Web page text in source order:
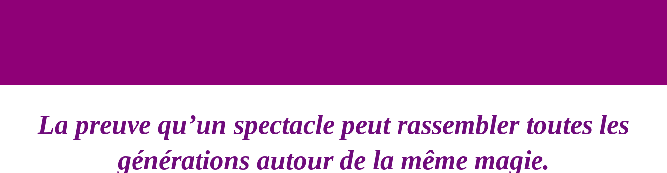
La preuve qu’un spectacle peut rassembler toutes les
générations autour de la même magie.